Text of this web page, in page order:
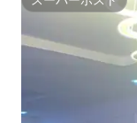
スーパーホスト